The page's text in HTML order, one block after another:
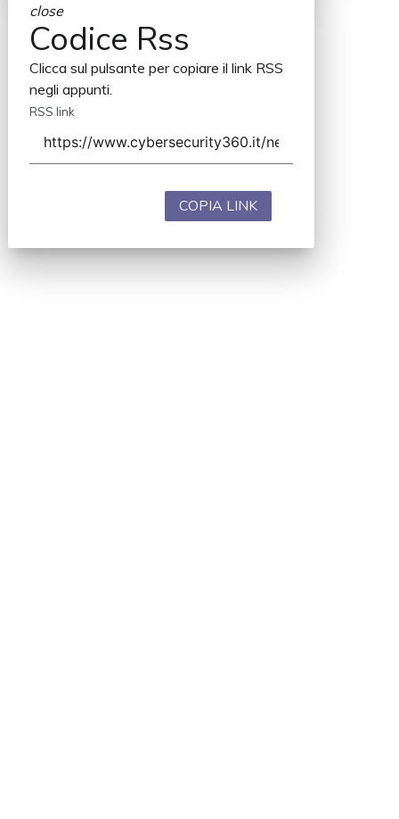
close
Codice Rss
Clicca sul pulsante per copiare il link RSS
negli appunti.
RSS link
COPIA LINK